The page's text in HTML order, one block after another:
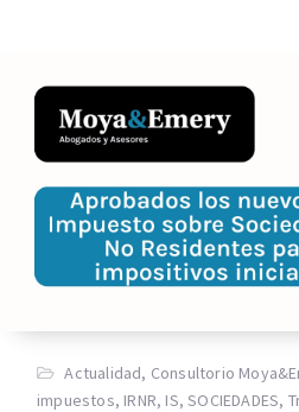
Actualidad, Consultorio
impuestos, IRNR, IS,SOCIEDADES,